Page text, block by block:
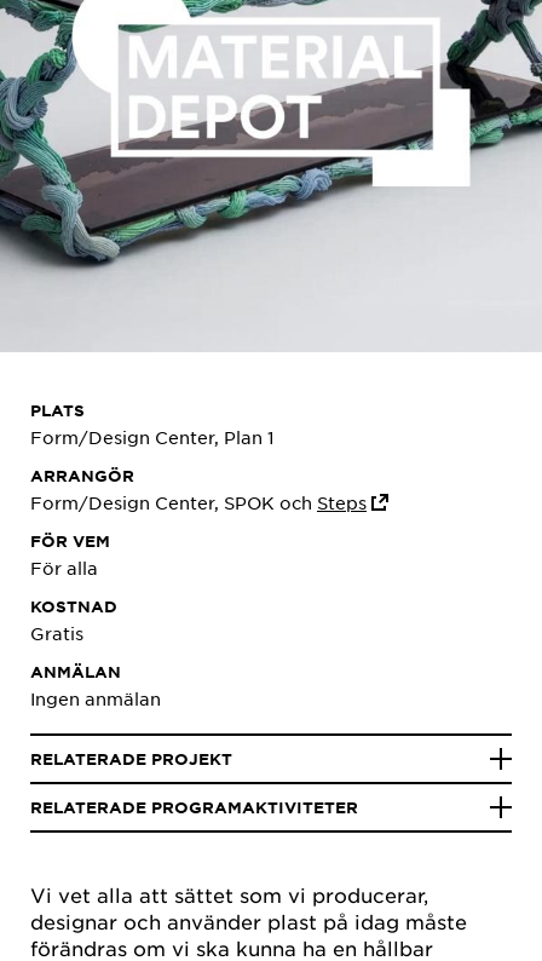
Vi vet alla att sättet som vi producerar,
designar och använder plast på idag måste
förändras om vi ska kunna ha en hållbar
PLATS
Form/Design Center, Plan 1
ARRANGÖR
Form/Design Center, SPOK och Steps
FÖR VEM
För alla
KOSTNAD
Gratis
ANMÄLAN
Ingen anmälan
RELATERADE PROJEKT
RELATERADE PROGRAMAKTIVITETER